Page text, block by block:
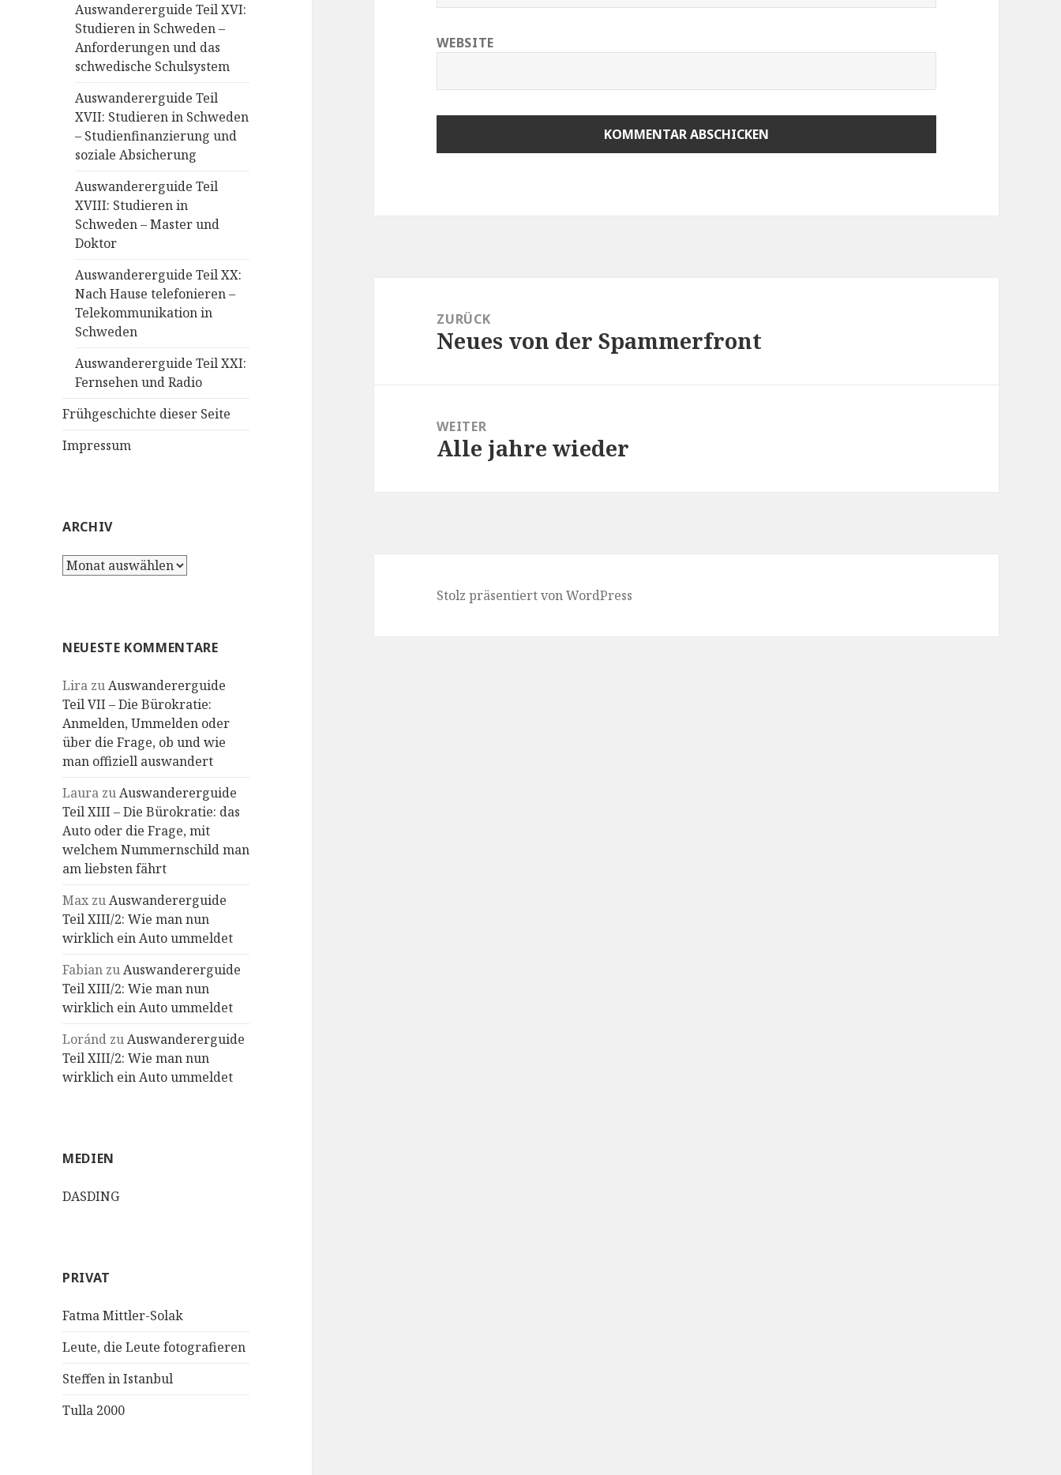
Auswandererguide Teil XVI:
Studieren in Schweden –
Anforderungen und das
schwedische Schulsystem
Auswandererguide Teil
XVII: Studieren in Schweden
– Studienfinanzierung und
soziale Absicherung
Auswandererguide Teil
XVIII: Studieren in
Schweden – Master und
Doktor
Auswandererguide Teil XX:
Nach Hause telefonieren –
Telekommunikation in
Schweden
Auswandererguide Teil XXI:
Fernsehen und Radio
Frühgeschichte dieser Seite
Impressum
ARCHIV
Archiv
NEUESTE KOMMENTARE
Lira zuAuswandererguide
Teil VII – Die Bürokratie:
Anmelden, Ummelden oder
über die Frage, ob und wie
man offiziell auswandert
Laura zuAuswandererguide
Teil XIII – Die Bürokratie: das
Auto oder die Frage, mit
welchem Nummernschild man
am liebsten fährt
Max zuAuswandererguide
Teil XIII/2: Wie man nun
wirklich ein Auto ummeldet
Fabian zuAuswandererguide
Teil XIII/2: Wie man nun
wirklich ein Auto ummeldet
Loránd zuAuswandererguide
Teil XIII/2: Wie man nun
wirklich ein Auto ummeldet
MEDIEN
DASDING
PRIVAT
Fatma Mittler-Solak
Leute, die Leute fotografieren
Steffen in Istanbul
Tulla 2000
WEBSITE
ZURÜCK
Vorheriger
Neues von der Spammerfront
WEITER
Nächster
Alle jahre wieder
Stolz präsentiert von WordPress